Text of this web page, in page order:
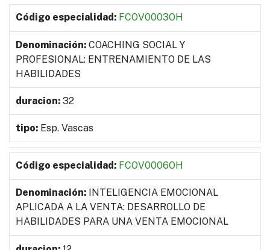
FCOV0003OH
COACHING SOCIAL Y
PROFESIONAL: ENTRENAMIENTO DE LAS
HABILIDADES
32
Esp. Vascas
FCOV0006OH
INTELIGENCIA EMOCIONAL
APLICADA A LA VENTA: DESARROLLO DE
HABILIDADES PARA UNA VENTA EMOCIONAL